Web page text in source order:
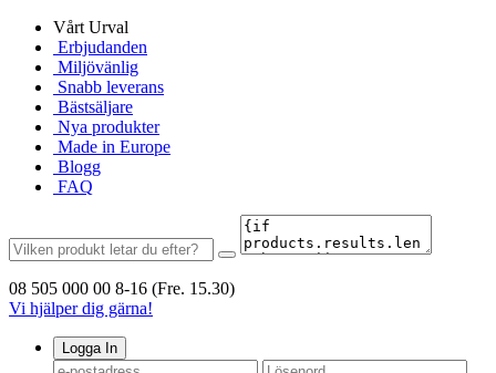
Vårt Urval
Erbjudanden
Miljövänlig
Snabb leverans
Bästsäljare
Nya produkter
Made in Europe
Blogg
FAQ
08 505 000 00 8-16 (Fre. 15.30)
Vi hjälper dig gärna!
Logga In